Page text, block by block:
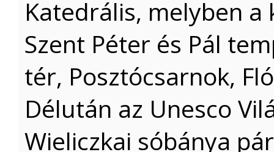
Katedrális, melyben
Szent Péter és Pál
tér, Posztócsarnok,
Délután az Unesco
Wieliczkai sóbánya